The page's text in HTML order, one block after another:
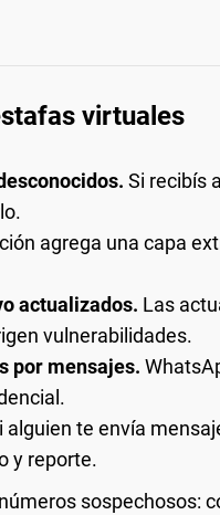
virtuales
Si recibís
agrega una capa
actualizados. Las
vulnerabilidades.
por mensajes.
alguien te envía
y reporte.